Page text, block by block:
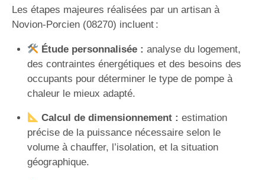
Les étapes majeures réalisées par un artisan à
Novion-Porcien (08270) incluent :
Étude personnalisée : analyse du logement,
des contraintes énergétiques et des besoins des
occupants pour déterminer le type de pompe à
chaleur le mieux adapté.
Calcul de dimensionnement : estimation
précise de la puissance nécessaire selon le
volume à chauffer, l’isolation, et la situation
géographique.